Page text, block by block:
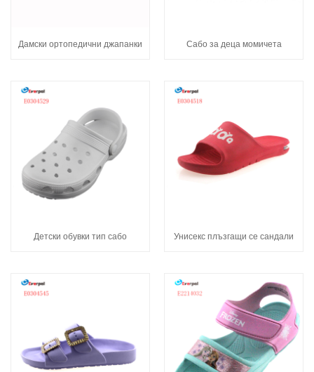
Дамски ортопедични джапанки Сабо за деца момичета
Детски обувки тип сабо Унисекс плъзгащи се сандали